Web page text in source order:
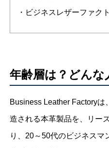
・ビジネスレザーファク
年齢層は？どんな
Business Leather Factory
造される本革製品を、リー
り、20～50代のビジネスマ